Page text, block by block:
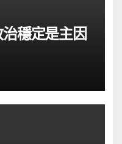
穩定是主因